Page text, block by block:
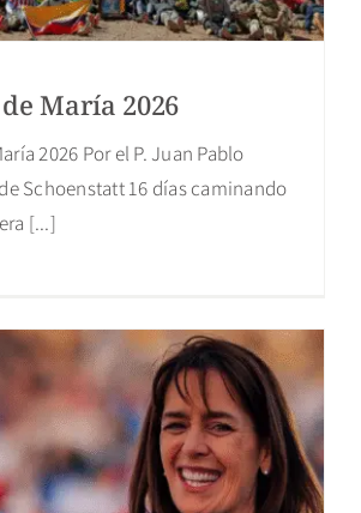
María 2026
2026 Por el P. Juan Pablo
Schoenstatt 16 días caminando
[...]